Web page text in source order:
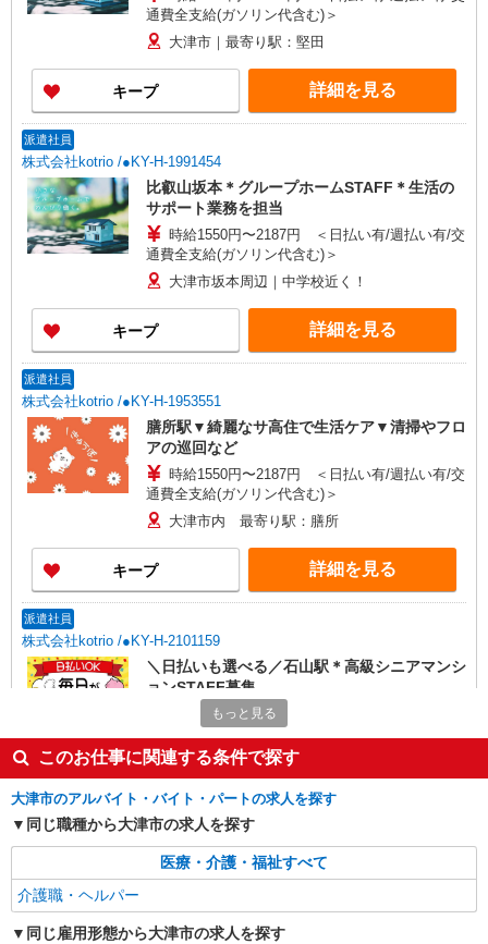
通費全支給(ガソリン代含む)＞
大津市｜最寄り駅：堅田
キープ 詳細を見る
派遣社員
株式会社kotrio /●KY-H-1991454
比叡山坂本＊グループホームSTAFF＊生活の
サポート業務を担当
時給1550円〜2187円 ＜日払い有/週払い有/交
通費全支給(ガソリン代含む)＞
大津市坂本周辺｜中学校近く！
キープ 詳細を見る
派遣社員
株式会社kotrio /●KY-H-1953551
膳所駅▼綺麗なサ高住で生活ケア▼清掃やフロ
アの巡回など
時給1550円〜2187円 ＜日払い有/週払い有/交
通費全支給(ガソリン代含む)＞
大津市内 最寄り駅：膳所
キープ 詳細を見る
派遣社員
株式会社kotrio /●KY-H-2101159
＼日払いも選べる／石山駅＊高級シニアマンシ
ョンSTAFF募集
時給1550円〜2187円 ＜日払い有/週払い有/交
大津市粟津町周辺 最寄り駅：石山
キープ 詳細を見る
株式会社kotrio /●KY-H-2013135
除など♪日払いOK
もっと見る
このお仕事に関連する条件で探す
大津市のアルバイト・バイト・パートの求人を探す
同じ職種から大津市の求人を探す
医療・介護・福祉すべて
介護職・ヘルパー
同じ雇用形態から大津市の求人を探す